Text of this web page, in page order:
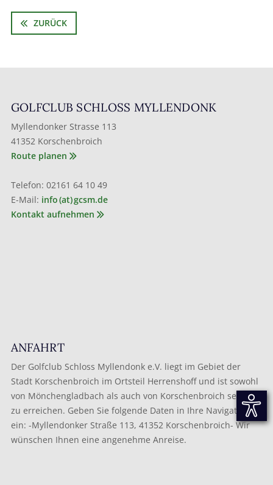
ZURÜCK
GOLFCLUB SCHLOSS MYLLENDONK
Myllendonker Strasse 113
41352 Korschenbroich
Route planen
Telefon: 02161 64 10 49
E-Mail: info (at) gcsm.de
Kontakt aufnehmen
ANFAHRT
Der Golfclub Schloss Myllendonk e.V. liegt im Gebiet der
Stadt Korschenbroich im Ortsteil Herrenshoff und ist sowohl
von Mönchengladbach als auch von Korschenbroich sehr gut
zu erreichen. Geben Sie folgende Daten in Ihre Navigation
ein: -Myllendonker Straße 113, 41352 Korschenbroich- Wir
wünschen Ihnen eine angenehme Anreise.